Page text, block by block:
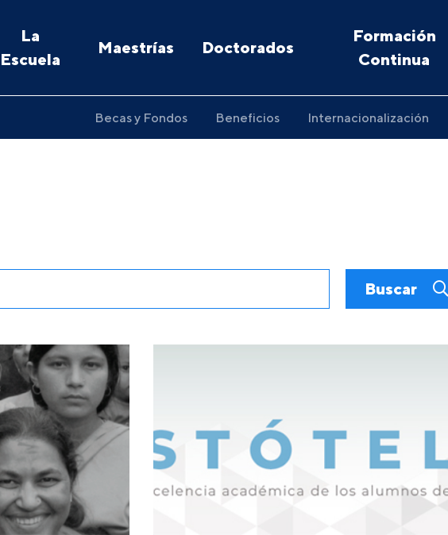
La
Escuela
Maestrías Doctorados
Formación
Continua
Becas y Fondos Beneficios Internacionalización
Buscar